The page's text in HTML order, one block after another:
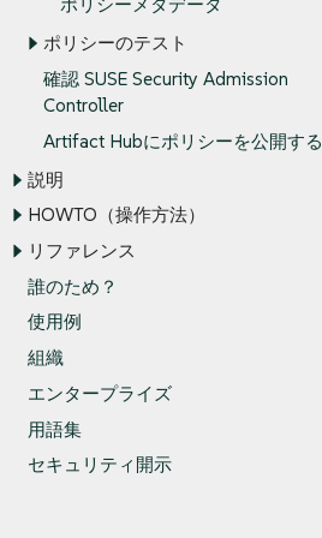
ポリシーメタデータ
ポリシーのテスト
確認 SUSE Security Admission
Controller
Artifact Hubにポリシーを公開する
説明
HOWTO（操作方法）
リファレンス
誰のため？
使用例
組織
エンタープライズ
用語集
セキュリティ開示